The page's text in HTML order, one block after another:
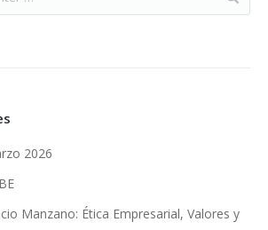
2026
Manzano: Ética Empresarial, Valores y